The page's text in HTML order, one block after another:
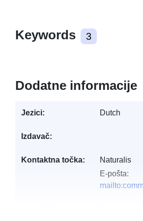
Keywords 3
Dodatne informacije
Jezici: Dutch
Izdavač:
Kontaktna točka:
Naturalis
E-pošta: